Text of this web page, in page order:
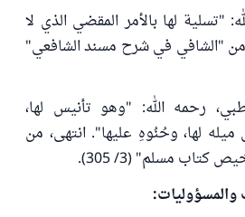
"تسلية لها بالأمر المقضي الذي لا
"الشافي في شرح مسند الشافعي"
رحمه الله: "وهو تأنيس لها،
لها، وحُنُوهِ عليها". انتهى، من
كتاب مسلم" (3/ 305).